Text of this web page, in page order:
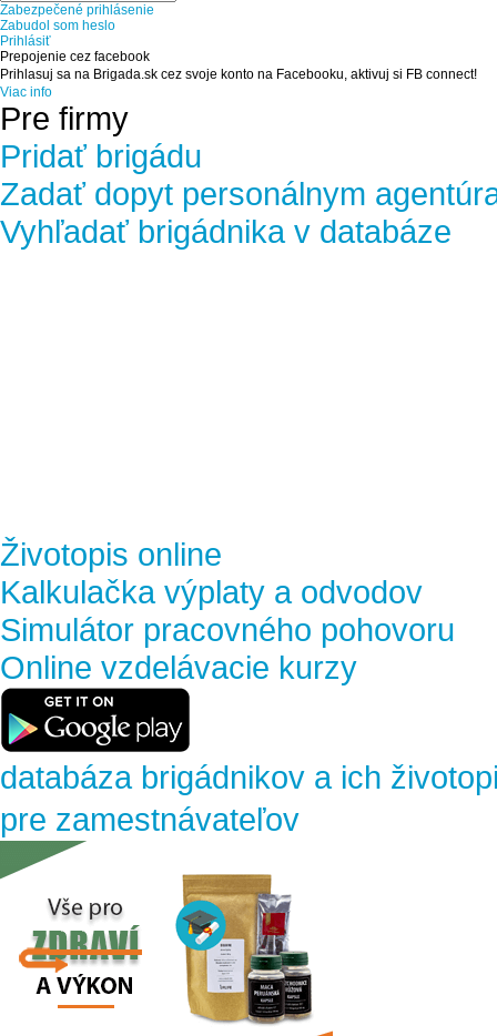
Zabezpečené prihlásenie
Zabudol som heslo
Prihlásiť
Prepojenie cez facebook
Prihlasuj sa na Brigada.sk cez svoje konto na Facebooku, aktivuj si FB connect!
Viac info
Pre firmy
Pridať brigádu
Zadať dopyt personálnym
Vyhľadať brigádnika v databáze
Životopis online
Kalkulačka výplaty a odvodov
Simulátor pracovného pohovoru
Online vzdelávacie kurzy
databáza brigádnikov a ich
pre zamestnávateľov